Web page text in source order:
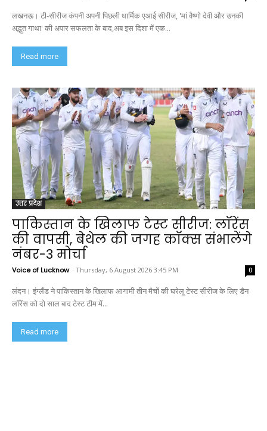
लखनऊ। टी-सीरीज कंपनी अपनी पिछली धार्मिक एआई सीरीज, 'मां वैष्णो देवी और उनकी
अद्भुत गाथा' की अपार सफलता के बाद,अब इस दिशा में एक...
Read more
उत्तर प्रदेश
पाकिस्तान के खिलाफ टेस्ट सीरीज: लॉरेंस
की वापसी, बेथेल की जगह कॉक्स संभालेंगे
नंबर-3 मोर्चा
Voice of Lucknow - Thursday, 6 August 2026 3:45 PM 0
लंदन। इंग्लैंड ने पाकिस्तान के खिलाफ आगामी तीन मैचों की घरेलू टेस्ट सीरीज के लिए डैन
लॉरेंस को दो साल बाद टेस्ट टीम में...
Read more